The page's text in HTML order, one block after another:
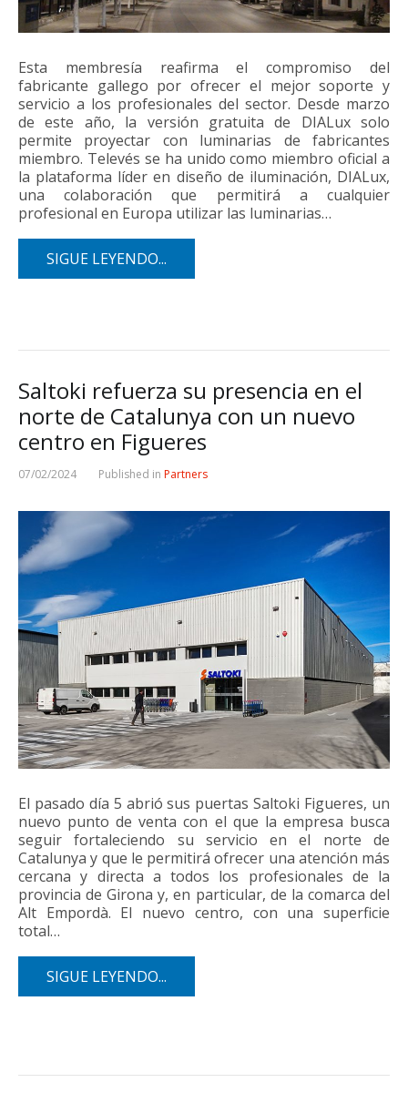
Esta membresía reafirma el compromiso del
fabricante gallego por ofrecer el mejor soporte y
servicio a los profesionales del sector. Desde marzo
de este año, la versión gratuita de DIALux solo
permite proyectar con luminarias de fabricantes
miembro. Televés se ha unido como miembro oficial a
la plataforma líder en diseño de iluminación, DIALux,
una colaboración que permitirá a cualquier
profesional en Europa utilizar las luminarias…
SIGUE LEYENDO...
Saltoki refuerza su presencia en el
norte de Catalunya con un nuevo
centro en Figueres
07/02/2024 Published in Partners
El pasado día 5 abrió sus puertas Saltoki Figueres, un
nuevo punto de venta con el que la empresa busca
seguir fortaleciendo su servicio en el norte de
Catalunya y que le permitirá ofrecer una atención más
cercana y directa a todos los profesionales de la
provincia de Girona y, en particular, de la comarca del
Alt Empordà. El nuevo centro, con una superficie
total…
SIGUE LEYENDO...